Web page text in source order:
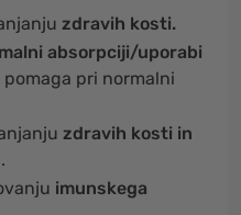
zdravih kosti.
absorpciji/uporabi
pomaga pri normalni
zdravih kosti in
imunskega